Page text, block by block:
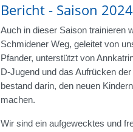
Bericht - Saison
Auch in dieser Saison trainieren
Schmidener Weg, geleitet von
Pfander, unterstützt von
D-Jugend und das Aufrücken
bestand darin, den neuen
machen.
Wir sind ein aufgewecktes und